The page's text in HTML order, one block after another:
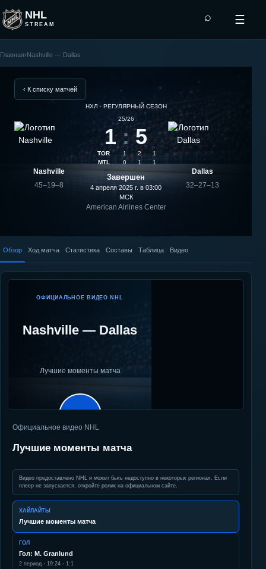
NHL
STREAM
⌕ ☰
Dallas
результат
Главная›Nashville — Dallas
‹ К списку матчей
Nashville
45–19–8
НХЛ · РЕГУЛЯРНЫЙ СЕЗОН
25/26
1 : 5
TOR 1 2
1
MTL
0 1 1
Завершен
4 апреля 2025 г. в 03:00
МСК
American Airlines Center
Dallas
32–27–13
Обзор Ход матча Статистика Составы Таблица Видео
ОФИЦИАЛЬНОЕ ВИДЕО NHL
Nashville — Dallas
Лучшие моменты матча
▶
Официальное видео NHL
Лучшие моменты матча
Видео предоставлено NHL и может быть недоступно в некоторых регионах. Если
плеер не запускается, откройте ролик на официальном сайте.
ХАЙЛАЙТЫ
Лучшие моменты матча
ГОЛ
Гол: M. Granlund
2 период · 19:24 · 1:1